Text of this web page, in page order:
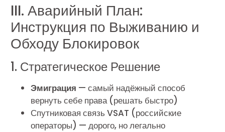
III. Аварийный План:
Инструкция по Выживанию и
Обходу Блокировок
1. Стратегическое Решение
Эмиграция — самый надёжный способ
вернуть себе права (решать быстро)
Спутниковая связь VSAT (российские
операторы) — дорого, но легально